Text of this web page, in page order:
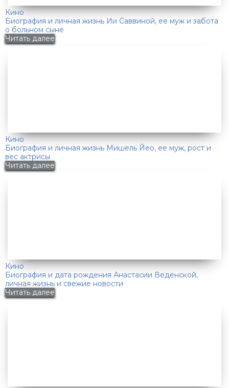
Кино
Биография и личная жизнь Ии Саввиной, ее муж и забота
о больном сыне
Читать далее
Кино
Биография и личная жизнь Мишель Йео, ее муж, рост и
вес актрисы
Читать далее
Кино
Биография и дата рождения Анастасии Веденской,
личная жизнь и свежие новости
Читать далее